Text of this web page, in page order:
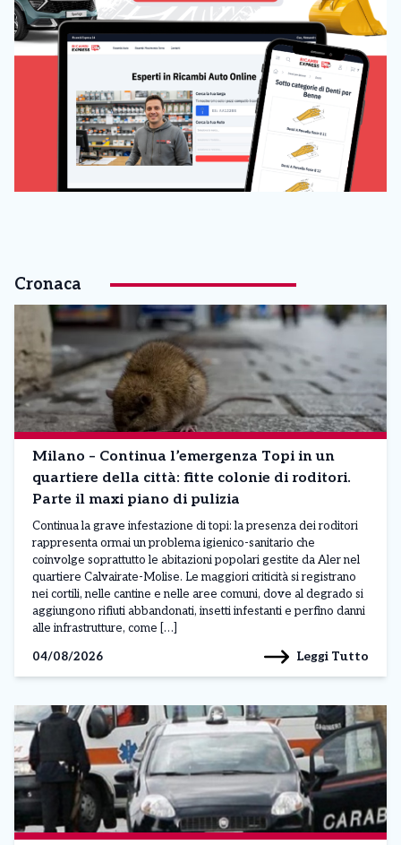
Cronaca
Milano – Continua l’emergenza Topi in un
quartiere della città: fitte colonie di roditori.
Parte il maxi piano di pulizia
Continua la grave infestazione di topi: la presenza dei roditori
rappresenta ormai un problema igienico-sanitario che
coinvolge soprattutto le abitazioni popolari gestite da Aler nel
quartiere Calvairate-Molise. Le maggiori criticità si registrano
nei cortili, nelle cantine e nelle aree comuni, dove al degrado si
aggiungono rifiuti abbandonati, insetti infestanti e perfino danni
alle infrastrutture, come […]
04/08/2026
Leggi Tutto